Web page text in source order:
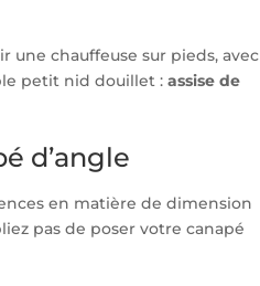
une chauffeuse sur pieds, avec
petit nid douillet :assise de
d’angle
en matière de dimension
pas de poser votre canapé